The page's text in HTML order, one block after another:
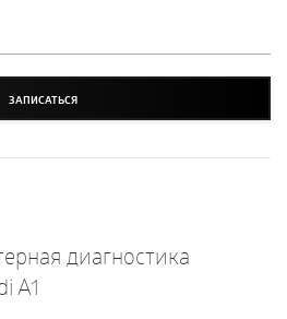
ЗАПИСАТЬСЯ
диагностика
A1